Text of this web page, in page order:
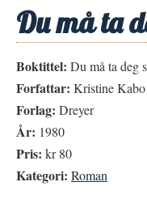
Du må ta
Boktittel: Du må ta deg
Forfattar: Kristine Kabo
Forlag: Dreyer
År: 1980
Pris: kr 80
Kategori: Roman